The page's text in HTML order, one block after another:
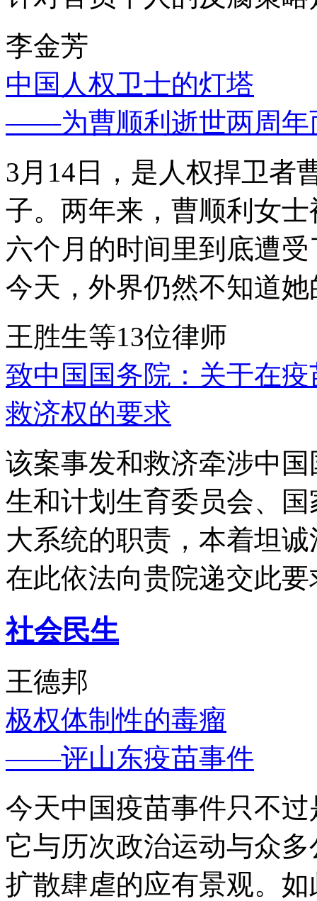
李金芳
中国人权卫士的灯塔
——为曹顺利逝世两周年
3月14日，是人权捍卫者
子。两年来，曹顺利女
六个月的时间里到底遭
今天，外界仍然不知道
王胜生等13位律师
致中国国务院：关于在
救济权的要求
该案事发和救济牵涉中
生和计划生育委员会、
大系统的职责，本着坦
在此依法向贵院递交此要
社会民生
王德邦
极权体制性的毒瘤
——评山东疫苗事件
今天中国疫苗事件只不
它与历次政治运动与众
扩散肆虐的应有景观。